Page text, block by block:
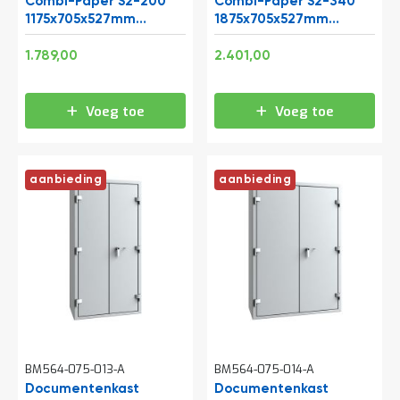
1175x705x527mm
(hxbxd)
Speciale
1.789,00
Voeg toe
1875x705x527mm
(hxbxd)
Speciale
2.401,00
Voeg toe
aanbieding
BM564-075-013-A
Documentenkast
aanbieding
BM564-075-014-A
Documentenkast